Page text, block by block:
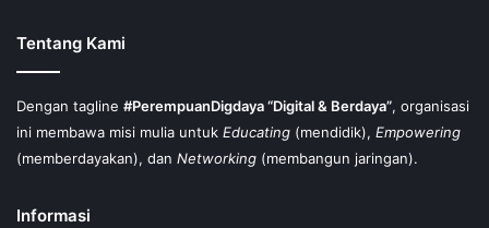
Tentang Kami
Dengan tagline #PerempuanDigdaya “Digital & Berdaya”, organisasi
ini membawa misi mulia untuk Educating (mendidik), Empowering
(memberdayakan), dan Networking (membangun jaringan).
Informasi